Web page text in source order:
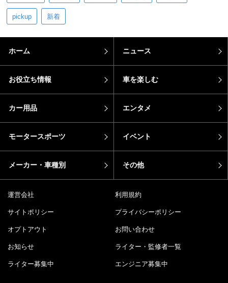
pickup 新着
ホーム ニュース
お役立ち情報 車を楽しむ
カー用品 エンタメ
モータースポーツ イベント
メーカー・車種別 その他
運営会社 利用規約
サイトポリシー プライバシーポリシー
オプトアウト お問い合わせ
お知らせ ライター・監修者一覧
ライター募集中 エンジニア募集中